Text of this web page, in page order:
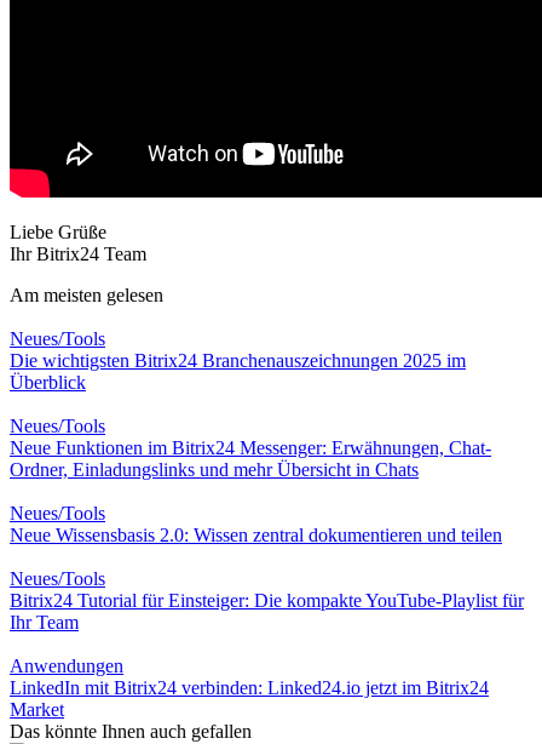
Liebe Grüße
Ihr Bitrix24 Team
Am meisten gelesen
Neues/Tools
Die wichtigsten Bitrix24 Branchenauszeichnungen 2025 im
Überblick
Neues/Tools
Neue Funktionen im Bitrix24 Messenger: Erwähnungen, Chat-
Ordner, Einladungslinks und mehr Übersicht in Chats
Neues/Tools
Neue Wissensbasis 2.0: Wissen zentral dokumentieren und teilen
Neues/Tools
Bitrix24 Tutorial für Einsteiger: Die kompakte YouTube-Playlist für
Ihr Team
Anwendungen
LinkedIn mit Bitrix24 verbinden: Linked24.io jetzt im Bitrix24
Market
Das könnte Ihnen auch gefallen